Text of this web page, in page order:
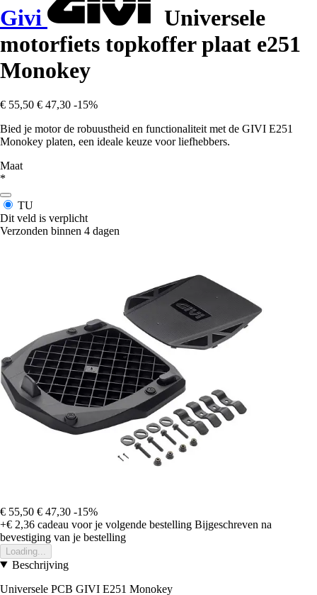
Givi
Universele
motorfiets topkoffer plaat e251
Monokey
€ 55,50 € 47,30 -15%
Bied je motor de robuustheid en functionaliteit met de GIVI E251
Monokey platen, een ideale keuze voor liefhebbers.
Maat
*
TU
Dit veld is verplicht
Verzonden binnen 4 dagen
€ 55,50 € 47,30 -15%
+€ 2,36 cadeau voor je volgende bestelling Bijgeschreven na
bevestiging van je bestelling
Loading...
Beschrijving
Universele PCB GIVI E251 Monokey